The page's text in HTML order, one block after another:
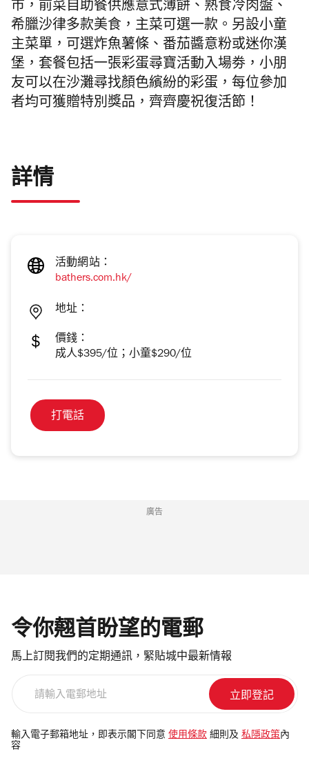
市，前菜自助餐供應意式薄餅、熟食冷肉盤、
希臘沙律多款美食，主菜可選一款。另設小童
主菜單，可選炸魚薯條、番茄醬意粉或迷你漢
堡，套餐包括一張彩蛋尋寶活動入場劵，小朋
友可以在沙灘尋找顏色繽紛的彩蛋，每位參加
者均可獲贈特別獎品，齊齊慶祝復活節！
詳情
活動網站：
bathers.com.hk/
地址：
價錢：
成人$395/位；小童$290/位
打電話
廣告
令你翹首盼望的電郵
馬上訂閱我們的定期通訊，緊貼城中最新情報
電
郵
輸入電子郵箱地址，即表示閣下同意 使用條款 細則及 私隱政策 內
容